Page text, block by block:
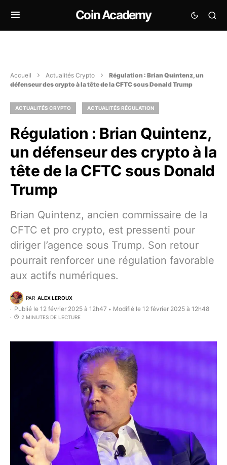
Coin Academy
Accueil Actualités Crypto
Régulation : Brian Quintenz, un
défenseur des crypto à la tête de la CFTC sous Donald Trump
ACTUALITÉS CRYPTO ACTUALITÉS RÉGULATION
Régulation : Brian Quintenz,
un défenseur des crypto à la
tête de la CFTC sous Donald
Trump
Brian Quintenz, ancien commissaire de la
CFTC et pro crypto, est pressenti pour
diriger l’agence sous Trump. Son retour
pourrait renforcer une régulation favorable
aux actifs numériques.
PAR ALEX LEROUX
Publié le 12 février 2025 à 12h47 • Modifié le 12 février 2025 à 12h48
2 MINUTES DE LECTURE